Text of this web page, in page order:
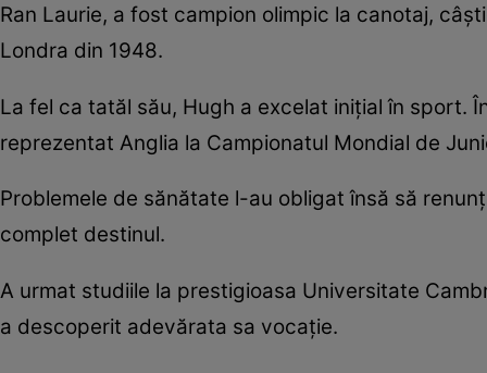
Ran Laurie, a fost campion olimpic la canotaj,
Londra din 1948.
La fel ca tatăl său, Hugh a excelat inițial în sport.
reprezentat Anglia la Campionatul Mondial de
Problemele de sănătate l-au obligat însă să
complet destinul.
A urmat studiile la prestigioasa Universitate
a descoperit adevărata sa vocație.